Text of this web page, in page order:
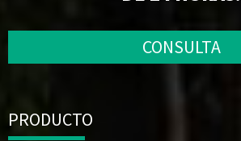
CONSULTA
PRODUCTO